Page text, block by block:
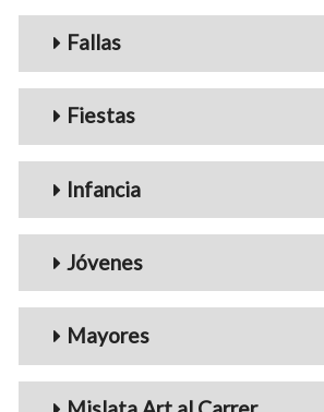
Fallas
Fiestas
Infancia
Jóvenes
Mayores